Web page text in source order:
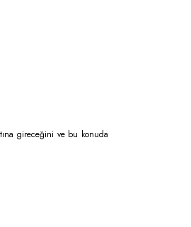
gireceğini ve bu konuda